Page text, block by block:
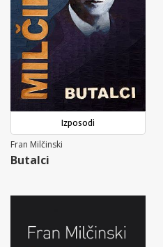
Izposodi
Fran Milčinski
Butalci